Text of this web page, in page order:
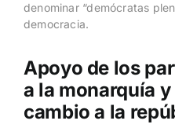
denominar “demócratas
democracia.
Apoyo de los
a la monarquía
cambio a la